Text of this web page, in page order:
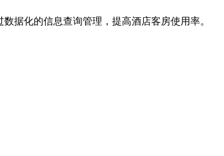
化的信息查询管理，提高酒店客房使用率。